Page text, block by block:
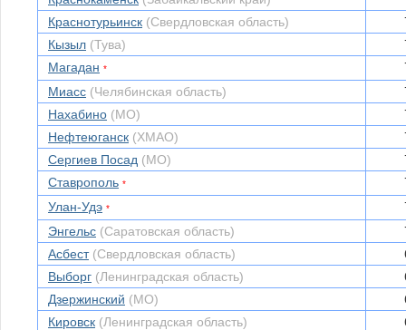
Краснотурьинск (Свердловская область)
Кызыл (Тува)
Магадан *
Миасс (Челябинская область)
Нахабино (МО)
Нефтеюганск (ХМАО)
Сергиев Посад (МО)
Ставрополь *
Улан-Удэ *
Энгельс (Саратовская область)
Асбест (Свердловская область)
Выборг (Ленинградская область)
Дзержинский (МО)
Кировск (Ленинградская область)